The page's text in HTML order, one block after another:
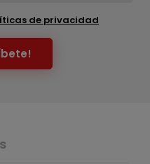
de privacidad